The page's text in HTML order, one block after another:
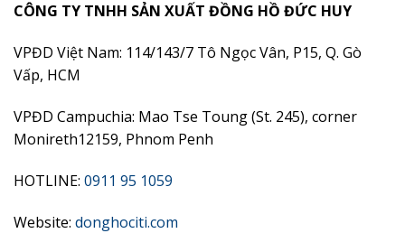
CÔNG TY TNHH SẢN XUẤT ĐỒNG HỒ ĐỨC HUY
VPĐD Việt Nam: 114/143/7 Tô Ngọc Vân, P15, Q. Gò
Vấp, HCM
VPĐD Campuchia: Mao Tse Toung (St. 245), corner
Monireth12159, Phnom Penh
HOTLINE: 0911 95 1059
Website: donghociti.com